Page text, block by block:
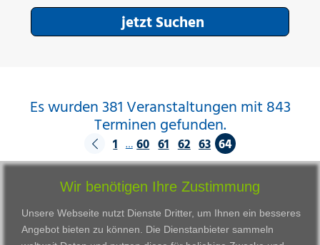
jetzt Suchen
Es wurden 381 Veranstaltungen mit 843
Terminen gefunden.
1 … 60 61 62 63 64
Wir benötigen Ihre Zustimmung
Unsere Webseite nutzt Dienste Dritter, um Ihnen ein besseres
Angebot bieten zu können. Die Dienstanbieter sammeln